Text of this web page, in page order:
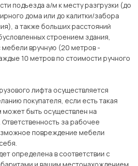
подъезда а/м к месту разгрузки (до
дома или до калитки/забора
а также больших расстояний
строением здания,
мебели вручную (20 метров -
10 метров по стоимости ручного
лифта осуществляется
покупателя, если есть такая
быть осуществлен на
за рабочее
повреждение мебели
определена в соответствии с